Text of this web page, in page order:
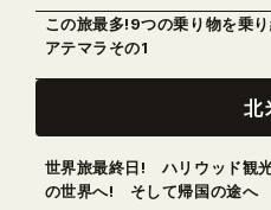
この旅最多!9つの乗り物を乗
アテマラその1
北
世界旅最終日! ハリウッド観
の世界へ! そして帰国の途へ